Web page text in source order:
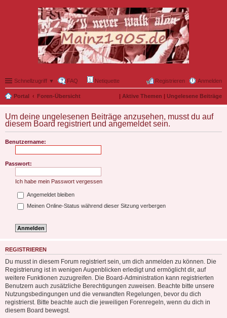
Schnellzugriff ▼ FAQ Netiquette Anmelden
Registrieren
Portal Foren-Übersicht | Aktive Themen | Ungelesene Beiträge
Um deine ungelesenen Beiträge anzusehen, musst du auf
diesem Board registriert und angemeldet sein.
Benutzername:
Passwort:
Ich habe mein Passwort vergessen
Angemeldet bleiben
Meinen Online-Status während dieser Sitzung verbergen
REGISTRIEREN
Du musst in diesem Forum registriert sein, um dich anmelden zu können. Die
Registrierung ist in wenigen Augenblicken erledigt und ermöglicht dir, auf
weitere Funktionen zuzugreifen. Die Board-Administration kann registrierten
Benutzern auch zusätzliche Berechtigungen zuweisen. Beachte bitte unsere
Nutzungsbedingungen und die verwandten Regelungen, bevor du dich
registrierst. Bitte beachte auch die jeweiligen Forenregeln, wenn du dich in
diesem Board bewegst.